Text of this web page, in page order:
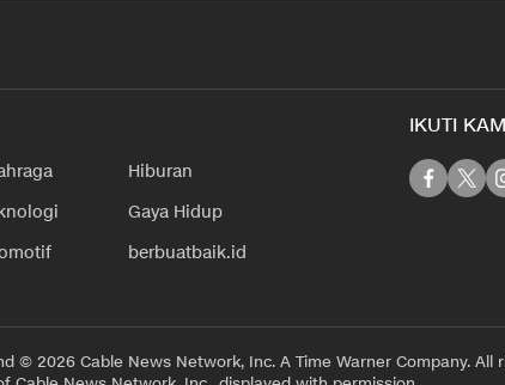
Hiburan
Gaya Hidup
berbuatbaik.id
IKUTI
© 2026 Cable News Network, Inc. A Time Warner Company. All